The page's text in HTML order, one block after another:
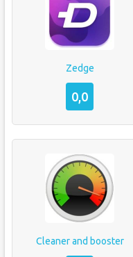
Zedge
0,0
Cleaner and booster